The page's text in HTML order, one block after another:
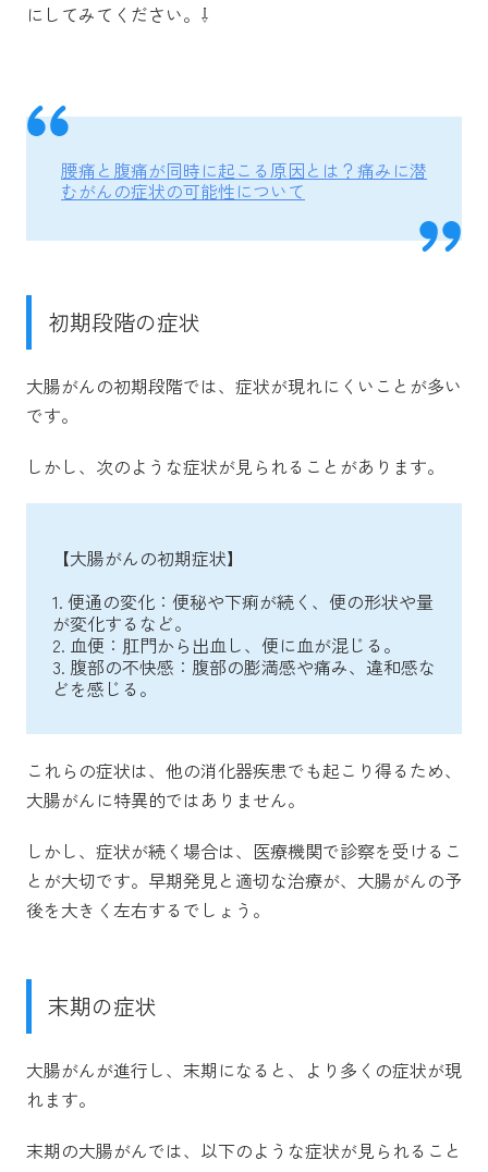
にしてみてください。⇩
腰痛と腹痛が同時に起こる原因とは？痛みに潜
むがんの症状の可能性について
初期段階の症状
大腸がんの初期段階では、症状が現れにくいことが多い
です。
しかし、次のような症状が見られることがあります。
【大腸がんの初期症状】
1. 便通の変化：便秘や下痢が続く、便の形状や量
が変化するなど。
2. 血便：肛門から出血し、便に血が混じる。
3. 腹部の不快感：腹部の膨満感や痛み、違和感な
どを感じる。
これらの症状は、他の消化器疾患でも起こり得るため、
大腸がんに特異的ではありません。
しかし、症状が続く場合は、医療機関で診察を受けるこ
とが大切です。早期発見と適切な治療が、大腸がんの予
後を大きく左右するでしょう。
末期の症状
大腸がんが進行し、末期になると、より多くの症状が現
れます。
末期の大腸がんでは、以下のような症状が見られること